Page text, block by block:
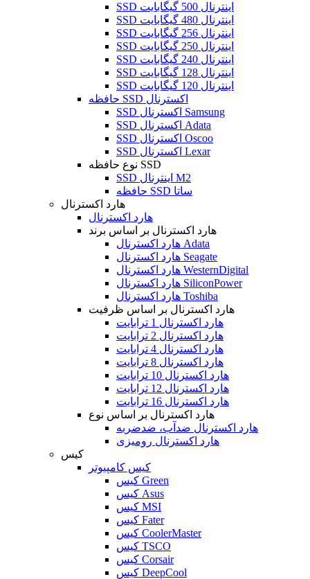
SSD اینترنال 500 گیگابایت
SSD اینترنال 480 گیگابایت
SSD اینترنال 256 گیگابایت
SSD اینترنال 250 گیگابایت
SSD اینترنال 240 گیگابایت
SSD اینترنال 128 گیگابایت
SSD اینترنال 120 گیگابایت
حافظه SSD اکسترنال
SSD اکسترنال Samsung
SSD اکسترنال Adata
SSD اکسترنال Oscoo
SSD اکسترنال Lexar
نوع حافظه SSD
SSD اینترنال M2
حافظه SSD ساتا
هارد اکسترنال
هارد اکسترنال
هارد اکسترنال بر اساس برند
هارد اکسترنال Adata
هارد اکسترنال Seagate
هارد اکسترنال WesternDigital
هارد اکسترنال SiliconPower
هارد اکسترنال Toshiba
هارد اکسترنال بر اساس ظرفیت
هارد اکسترنال 1 ترابایت
هارد اکسترنال 2 ترابایت
هارد اکسترنال 4 ترابایت
هارد اکسترنال 8 ترابایت
هارد اکسترنال 10 ترابایت
هارد اکسترنال 12 ترابایت
هارد اکسترنال 16 ترابایت
هارد اکسترنال بر اساس نوع
هارد اکسترنال ضدآب، ضدضربه
هارد اکسترنال رومیزی
کیس
کیس کامپیوتر
کیس Green
کیس Asus
کیس MSI
کیس Fater
کیس CoolerMaster
کیس TSCO
کیس Corsair
کیس DeepCool